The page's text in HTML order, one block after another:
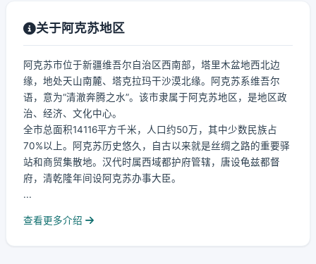
关于阿克苏地区
阿克苏市位于新疆维吾尔自治区西南部，塔里木盆地西北边
缘，地处天山南麓、塔克拉玛干沙漠北缘。阿克苏系维吾尔
语，意为“清澈奔腾之水”。该市隶属于阿克苏地区，是地区政
治、经济、文化中心。
全市总面积14116平方千米，人口约50万，其中少数民族占
70%以上。阿克苏历史悠久，自古以来就是丝绸之路的重要驿
站和商贸集散地。汉代时属西域都护府管辖，唐设龟兹都督
府，清乾隆年间设阿克苏办事大臣。
...
查看更多介绍